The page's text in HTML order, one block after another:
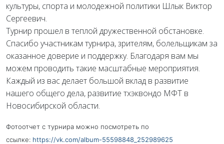
культуры, спорта и молодежной политики Шлык Виктор
Сергеевич.
Турнир прошел в теплой дружественной обстановке.
Спасибо участникам турнира, зрителям, болельщикам за
оказанное доверие и поддержку. Благодаря вам мы
можем проводить такие масштабные мероприятия.
Каждый из вас делает большой вклад в развитие
нашего общего дела, развитие тхэквондо МФТ в
Новосибирской области.
Фотоотчет с турнира можно посмотреть по
ссылке: https://vk.com/album-55598848_252989625